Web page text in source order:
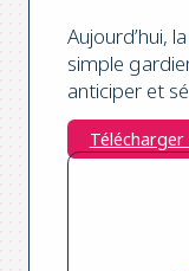
Aujourd’hui,
simple
anticiper et